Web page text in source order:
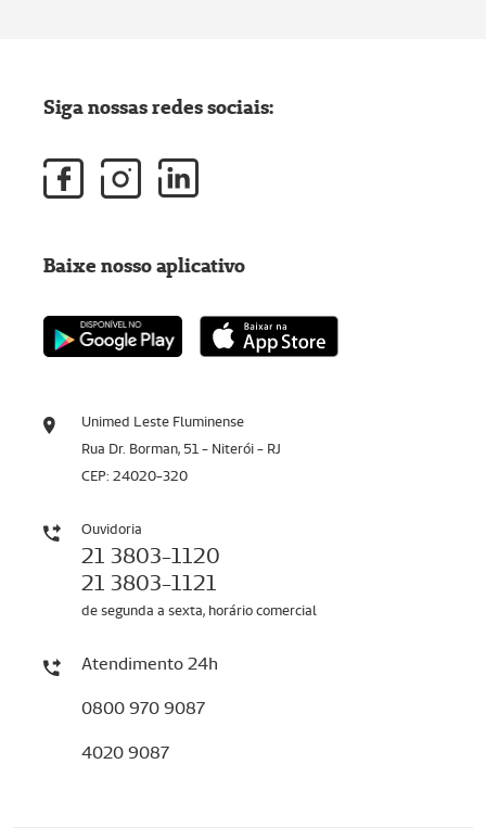
Unimed Leste Fluminense
Rua Dr. Borman, 51 - Niterói - RJ
CEP: 24020-320
Ouvidoria
21 3803-1120
21 3803-1121
de segunda a sexta, horário comercial
Atendimento 24h
0800 970 9087
4020 9087
Siga nossas redes sociais:
Baixe nosso aplicativo